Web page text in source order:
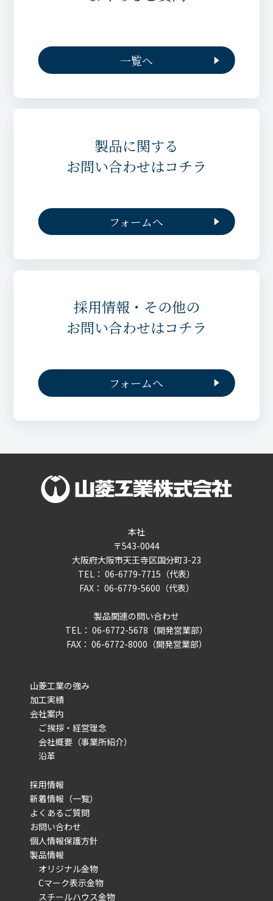
一覧へ
製品に関する
お問い合わせはコチラ
フォームへ
採用情報・その他の
お問い合わせはコチラ
フォームへ
本社
〒543-0044
大阪府大阪市天王寺区国分町3-23
TEL： 06-6779-7715（代表）
FAX： 06-6779-5600（代表）
製品関連の問い合わせ
TEL： 06-6772-5678（開発営業部）
FAX： 06-6772-8000（開発営業部）
山菱工業の強み
加工実績
会社案内
ご挨拶・経営理念
会社概要（事業所紹介）
沿革
採用情報
新着情報（一覧）
よくあるご質問
お問い合わせ
個人情報保護方針
製品情報
オリジナル金物
Cマーク表示金物
スチールハウス金物